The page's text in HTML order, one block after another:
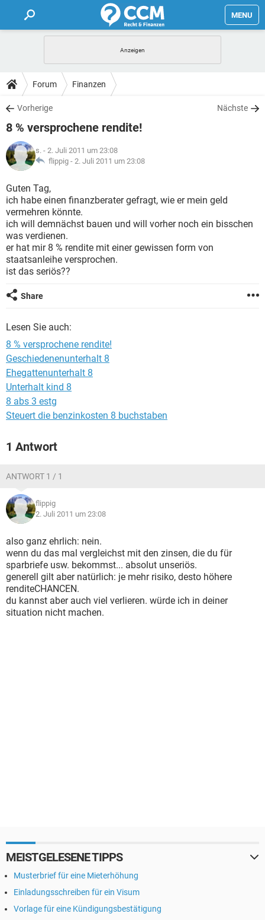
MENU
FORUM
TIPPS
Forum Finanzen
Vorherige Nächste
8 % versprochene rendite!
s. - 2. Juli 2011 um 23:08
flippig - 2. Juli 2011 um 23:08
Guten Tag,
ich habe einen finanzberater gefragt, wie er mein geld
vermehren könnte.
ich will demnächst bauen und will vorher noch ein bisschen
was verdienen.
er hat mir 8 % rendite mit einer gewissen form von
staatsanleihe versprochen.
ist das seriös??
Share
Lesen Sie auch:
8 % versprochene rendite!
Geschiedenenunterhalt 8
Ehegattenunterhalt 8
Unterhalt kind 8
8 abs 3 estg
Steuert die benzinkosten 8 buchstaben
1 Antwort
ANTWORT 1 / 1
flippig
2. Juli 2011 um 23:08
also ganz ehrlich: nein.
wenn du das mal vergleichst mit den zinsen, die du für
sparbriefe usw. bekommst... absolut unseriös.
generell gilt aber natürlich: je mehr risiko, desto höhere
renditeCHANCEN.
du kannst aber auch viel verlieren. würde ich in deiner
situation nicht machen.
MEISTGELESENE TIPPS
Musterbrief für eine Mieterhöhung
Einladungsschreiben für ein Visum
Vorlage für eine Kündigungsbestätigung